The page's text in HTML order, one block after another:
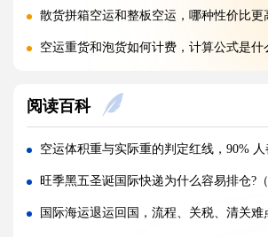
散货拼箱空运和整板空运，哪种性价比更高（国际
空运重货和泡货如何计费，计算公式是什么（国际
FBA 热门仓空运扎堆派送，如何拿到仓库优先签收权限
国际空运三单不一致，海关扣货如何快速申诉放行?(国
FBA 热门仓派送预约爆满，快递直送和海外仓中转派送，哪种入仓效
空运标签受潮模糊，货物落地港口还能远程安排重贴标签补救吗
阅读百科
空运体积重与实际重的判定红线，90% 人都算错？（国
旺季黑五圣诞国际快递为什么容易排仓?（国际
国际海运退运回国，流程、关税、清关难点分别是什么（国